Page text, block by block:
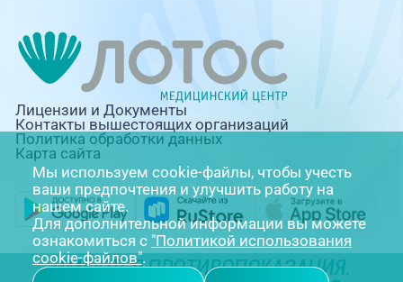
Лицензии и Документы
Контакты вышестоящих организаций
Политика обработки данных
Карта сайта
ИМЕЮТСЯ ПРОТИВОПОКАЗАНИЯ.
Мы используем cookie-файлы, чтобы учесть
ваши предпочтения и улучшить работу на
нашем сайте.
Для дополнительной информации вы можете
ознакомиться с "Политикой использования
cookie-файлов".